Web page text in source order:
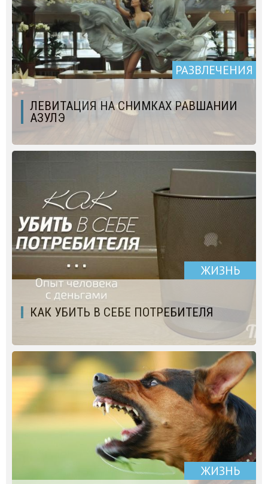
РАЗВЛЕЧЕНИЯ
ЛЕВИТАЦИЯ НА СНИМКАХ РАВШАНИИ
АЗУЛЭ
ЖИЗНЬ
КАК УБИТЬ В СЕБЕ ПОТРЕБИТЕЛЯ
ЖИЗНЬ